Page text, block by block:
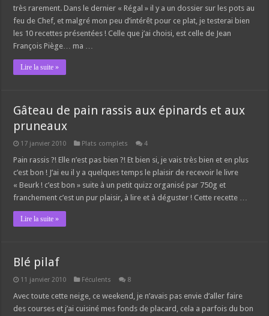
très rarement. Dans le dernier « Régal » il y a un dossier sur les pots au
feu de Chef, et malgré mon peu d’intérêt pour ce plat, je testerai bien
les 10 recettes présentées ! Celle que j’ai choisi, est celle de Jean
François Piège… ma …
Lire la suite »
Gâteau de pain rassis aux épinards et aux
pruneaux
17 janvier 2010 Plats complets 4
Pain rassis ?! Elle n’est pas bien ?! Et bien si, je vais très bien et en plus
c’est bon ! J’ai eu il y a quelques temps le plaisir de recevoir le livre
« Beurk ! c’est bon » suite à un petit quizz organisé par 750g et
franchement c’est un pur plaisir, à lire et à déguster ! Cette recette …
Lire la suite »
Blé pilaf
11 janvier 2010 Féculents 8
Avec toute cette neige, ce weekend, je n’avais pas envie d’aller faire
des courses et j’ai cuisiné mes fonds de placard, cela a parfois du bon